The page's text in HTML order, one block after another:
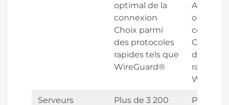
optimal de la
connexion
Choix parmi
des protocoles
rapides tels que
WireGuard®
optimal
Choix
des
rapides
Serveurs
Plus de 3 200
Plus de